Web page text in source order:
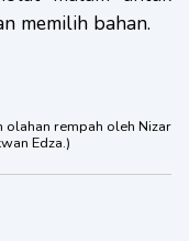
memilih bahan.
olahan rempah oleh Nizar
Edza.)